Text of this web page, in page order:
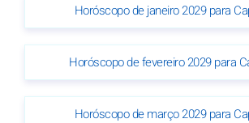
Horóscopo de janeiro 2029 para
Horóscopo de fevereiro 2029 para
Horóscopo de março 2029 para